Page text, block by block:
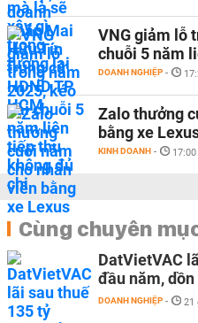
VNG giảm lỗ
chuỗi 5 năm
DOANH NGHIỆP -
Zalo thưởng
bằng xe
KINH DOANH -
Cùng chuyên
DatVietVAC
đầu năm,
DOANH NGHIỆP - 21